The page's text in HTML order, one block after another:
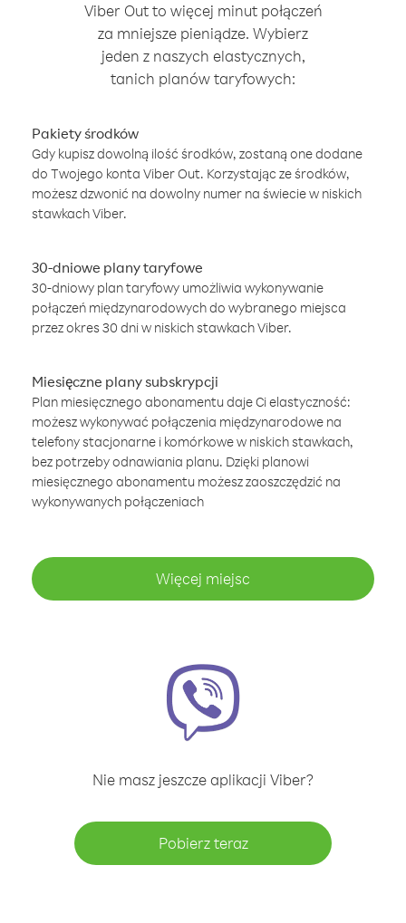
Viber Out to więcej minut połączeń
za mniejsze pieniądze. Wybierz
jeden z naszych elastycznych,
tanich planów taryfowych:
Pakiety środków
Gdy kupisz dowolną ilość środków, zostaną one dodane
do Twojego konta Viber Out. Korzystając ze środków,
możesz dzwonić na dowolny numer na świecie w niskich
stawkach Viber.
30-dniowe plany taryfowe
30-dniowy plan taryfowy umożliwia wykonywanie
połączeń międzynarodowych do wybranego miejsca
przez okres 30 dni w niskich stawkach Viber.
Miesięczne plany subskrypcji
Plan miesięcznego abonamentu daje Ci elastyczność:
możesz wykonywać połączenia międzynarodowe na
telefony stacjonarne i komórkowe w niskich stawkach,
bez potrzeby odnawiania planu. Dzięki planowi
miesięcznego abonamentu możesz zaoszczędzić na
wykonywanych połączeniach
Więcej miejsc
Nie masz jeszcze aplikacji Viber?
Pobierz teraz